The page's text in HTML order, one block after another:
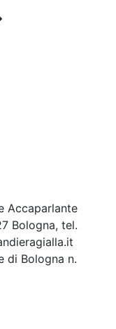
Accaparlante
Bologna, tel.
di Bologna n.